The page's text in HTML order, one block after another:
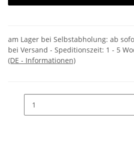
am Lager bei Selbstabholung: ab
bei Versand - Speditionszeit: 1 - 5
(DE - Informationen)